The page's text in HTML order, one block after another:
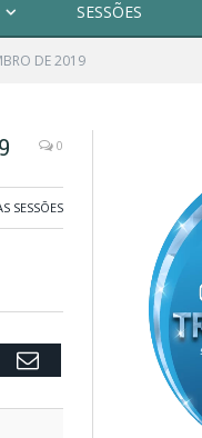
SESSÕES
DE 2019
0
SESSÕES
Email